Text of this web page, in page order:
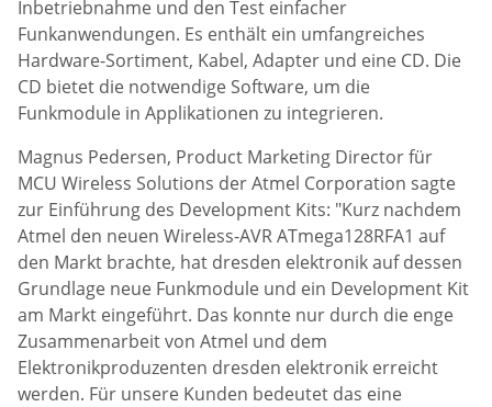
Inbetriebnahme und den Test einfacher
Funkanwendungen. Es enthält ein umfangreiches
Hardware-Sortiment, Kabel, Adapter und eine CD. Die
CD bietet die notwendige Software, um die
Funkmodule in Applikationen zu integrieren.
Magnus Pedersen, Product Marketing Director für
MCU Wireless Solutions der Atmel Corporation sagte
zur Einführung des Development Kits: "Kurz nachdem
Atmel den neuen Wireless-AVR ATmega128RFA1 auf
den Markt brachte, hat dresden elektronik auf dessen
Grundlage neue Funkmodule und ein Development Kit
am Markt eingeführt. Das konnte nur durch die enge
Zusammenarbeit von Atmel und dem
Elektronikproduzenten dresden elektronik erreicht
werden. Für unsere Kunden bedeutet das eine